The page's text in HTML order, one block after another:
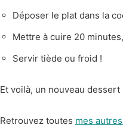
Déposer le plat dans la
Mettre à cuire 20
Servir tiède ou froid !
Et voilà, un nouveau
Retrouvez toutes mes